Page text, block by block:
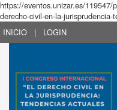
https://eventos.unizar.es/119547/
derecho-civil-en-la-
INICIO
| LOGIN